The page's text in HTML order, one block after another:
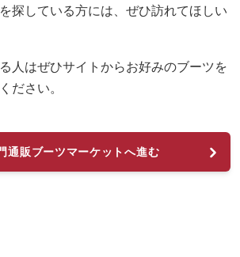
探している方には、ぜひ訪れてほしい
人はぜひサイトからお好みのブーツを
ださい。
通販ブーツマーケットへ進む